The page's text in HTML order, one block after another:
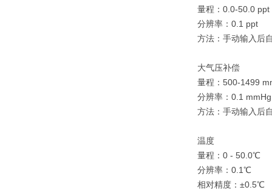
量程：0.0-50.0 ppt
分辨率：0.1 ppt
方法：手动输入后
大气压补偿
量程：500-1499
分辨率：0.1
方法：手动输入后
温度
量程：0 - 50.0℃
分辨率：0.1℃
相对精度：±0.5℃